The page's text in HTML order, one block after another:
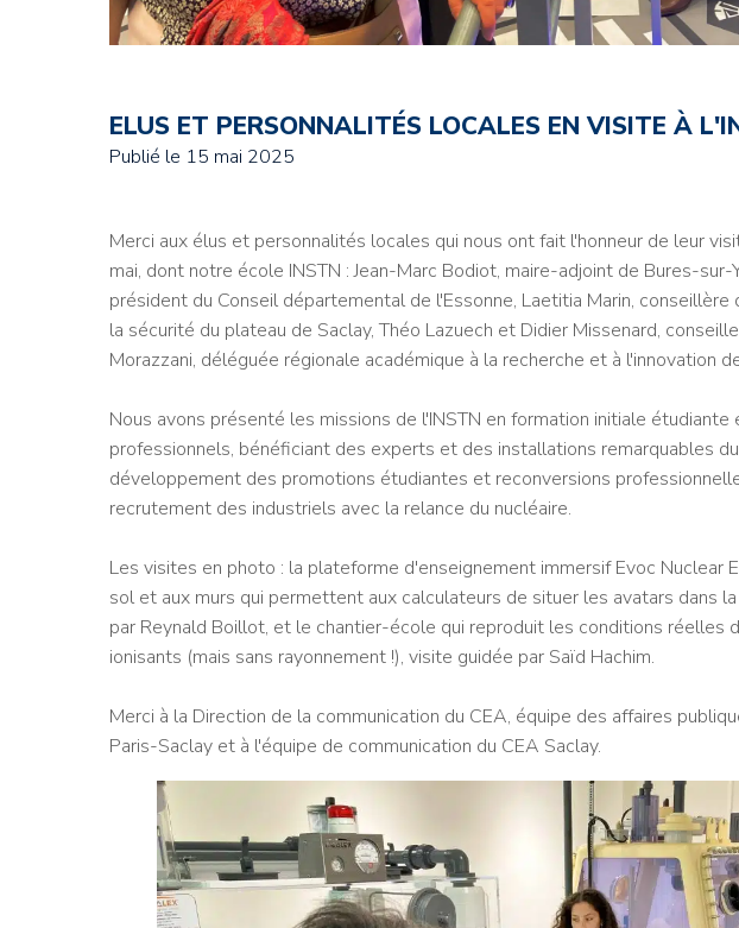
ELUS ET PERSONNALITÉS LOCALES EN VISITE À
Publié le 15 mai 2025
Merci aux élus et personnalités locales qui nous ont fait l'honneur de leur
mai, dont notre école INSTN :Jean-Marc Bodiot, maire-adjoint de Bures-sur-
président du Conseil départemental de l'Essonne, Laetitia Marin, conseillère
la sécurité du plateau de Saclay,Théo Lazuech et Didier Missenard,
Morazzani, déléguée régionale académique à la recherche et à l'innovation
Nous avons présenté les missions de l'INSTN en formation initiale
professionnels, bénéficiant des experts et des installations remarquables
développement des promotions étudiantes et reconversions
recrutement des industriels avec la relance du nucléaire.
Les visites en photo : la plateforme d'enseignement immersif Evoc Nuclear
sol et aux murs qui permettent aux calculateurs de situer les avatars dans
par Reynald Boillot, et le chantier-école qui reproduit les conditions réelles
ionisants (mais sans rayonnement !), visite guidée par Saïd Hachim.
Merci à la Direction de la communication du CEA, équipe des affaires
Paris-Saclay et à l'équipe de communication du CEA Saclay.